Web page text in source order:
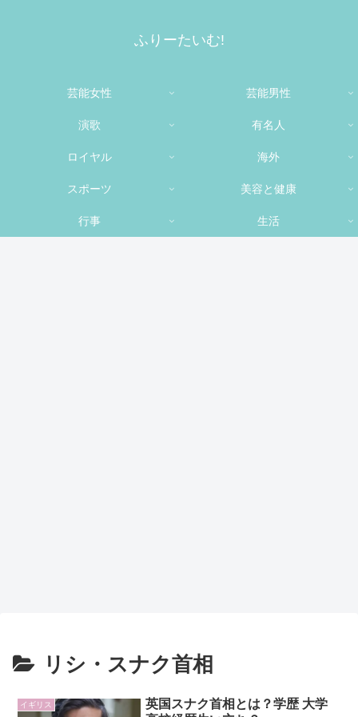
ふりーたいむ!
芸能女性 芸能男性
演歌 有名人
ロイヤル 海外
スポーツ 美容と健康
行事 生活
リシ・スナク首相
イギリス
英国スナク首相とは？学歴 大学